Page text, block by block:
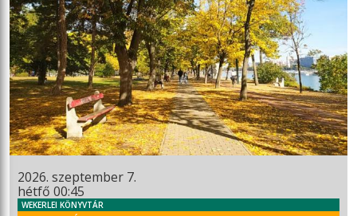
2026. szeptember 7.
hétfő 00:45
WEKERLEI KÖNYVTÁR